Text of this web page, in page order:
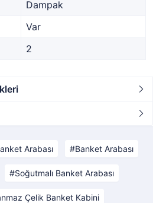
Dampak
Var
2
Arabası Banket Arabası
Soğutmalı Banket Arabası
Çelik Banket Kabini